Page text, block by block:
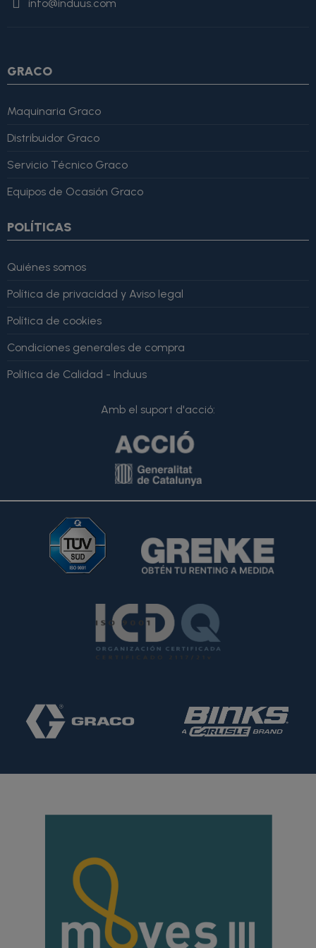
info@induus.com
GRACO
Maquinaria Graco
Distribuidor Graco
Servicio Técnico Graco
Equipos de Ocasión Graco
POLÍTICAS
Quiénes somos
Política de privacidad y Aviso legal
Política de cookies
Condiciones generales de compra
Política de Calidad - Induus
Amb el suport d'acció:
Martínez" }, "reviewRating": { "@type": "Rating", "ratingValue":